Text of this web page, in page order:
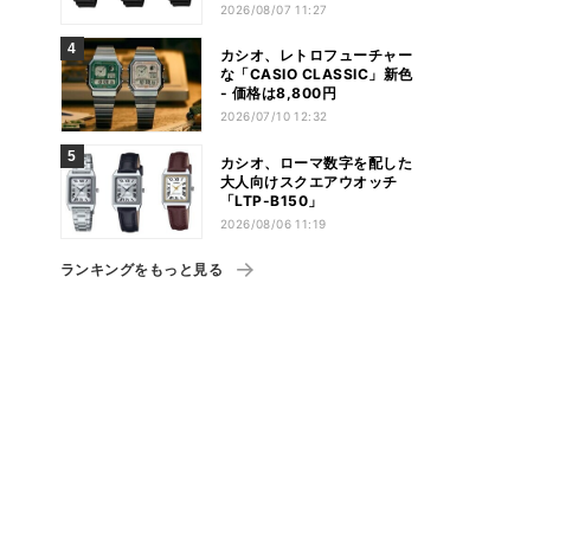
2026/08/07 11:27
カシオ、レトロフューチャー
な「CASIO CLASSIC」新色
- 価格は8,800円
2026/07/10 12:32
カシオ、ローマ数字を配した
大人向けスクエアウオッチ
「LTP-B150」
2026/08/06 11:19
ランキングをもっと見る